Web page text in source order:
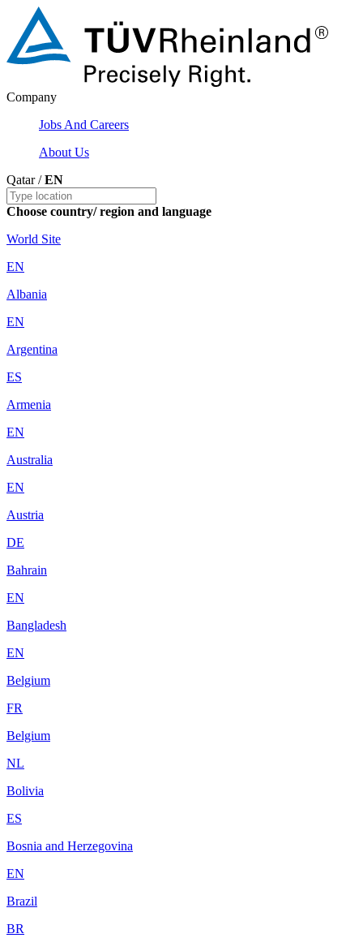
Company
Jobs And Careers
About Us
Qatar /EN
Choose country/ region and language
World Site
EN
Albania
EN
Argentina
ES
Armenia
EN
Australia
EN
Austria
DE
Bahrain
EN
Bangladesh
EN
Belgium
FR
Belgium
NL
Bolivia
ES
Bosnia and Herzegovina
EN
Brazil
BR